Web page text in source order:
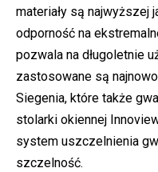
materiały są najwyższej
odporność na
pozwala na długoletnie
zastosowane są
Siegenia, które także
stolarki okiennej
system uszczelnienia
szczelność.